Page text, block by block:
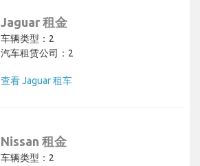
Jaguar 租金
车辆类型：2
汽车租赁公司：2
查看 Jaguar 租车
Nissan 租金
车辆类型：2